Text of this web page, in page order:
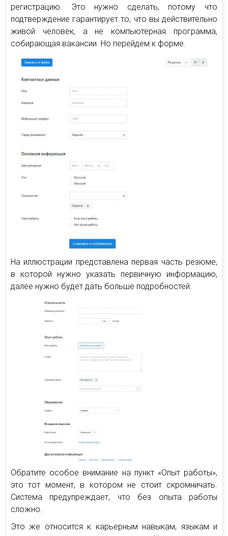
регистрацию. Это нужно сделать, потому что
подтверждение гарантирует то, что вы действительно
живой человек, а не компьютерная программа,
собирающая вакансии. Но перейдем к форме.
На иллюстрации представлена первая часть резюме,
в которой нужно указать первичную информацию,
далее нужно будет дать больше подробностей.
Обратите особое внимание на пункт «Опыт работы»,
это тот момент, в котором не стоит скромничать.
Система предупреждает, что без опыта работы
сложно.
Это же относится к карьерным навыкам, языкам и